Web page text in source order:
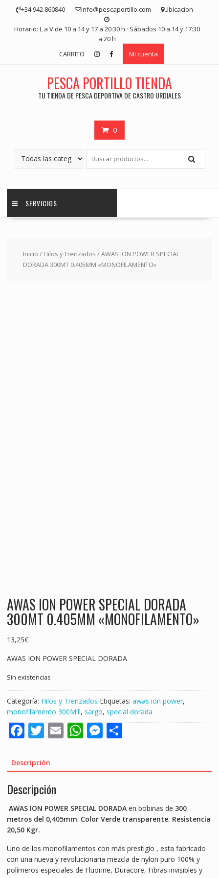
contenido
+34 942 860840 info@pescaportillo.com Ubicacion
Horario: L a V de 10 a 14 y 17 a 20:30 h · Sábados 10 a 14 y 17:30
a 20 h
CARRITO
Mi cuenta
PESCA PORTILLO TIENDA
TU TIENDA DE PESCA DEPORTIVA DE CASTRO URDIALES
0
SERVICIOS
Inicio / Hilos y Trenzados / AWAS ION POWER SPECIAL
DORADA 300MT 0.405MM «MONOFILAMENTO»
AWAS ION POWER SPECIAL DORADA
300MT 0.405MM «MONOFILAMENTO»
13,25€
AWAS ION POWER SPECIAL DORADA
Sin existencias
Categoría: Hilos y Trenzados Etiquetas: awas ion power,
monofilamento 300MT, sargo, special dorada
F
ac
e
b
o
o
k
T
w
itt
er
E
m
l
W
h
s
p
p
M
e
e
g
er
S
e
Descripción
Descripción
AWAS ION POWER SPECIAL DORADAen bobinas de 300
metros del 0,405mm. Color Verde transparente. Resistencia
20,50 Kgr.
Uno de los monofilamentos con más prestigio , esta fabricado
con una nueva y revolucionaria mezcla de nylon puro 100% y
polímeros especiales de Fluorine, Duracore, Fibras invisibles y